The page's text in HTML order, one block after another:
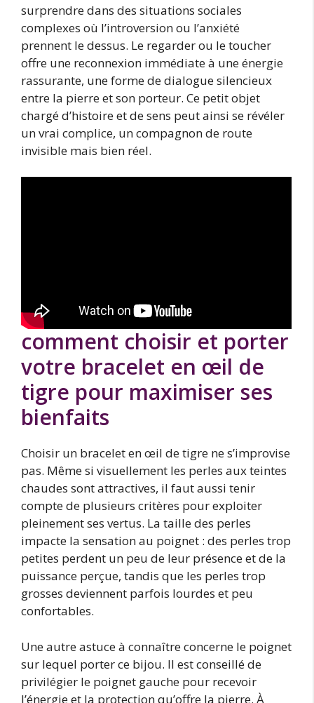
surprendre dans des situations sociales
complexes où l’introversion ou l’anxiété
prennent le dessus. Le regarder ou le toucher
offre une reconnexion immédiate à une énergie
rassurante, une forme de dialogue silencieux
entre la pierre et son porteur. Ce petit objet
chargé d’histoire et de sens peut ainsi se révéler
un vrai complice, un compagnon de route
invisible mais bien réel.
comment choisir et porter
votre bracelet en œil de
tigre pour maximiser ses
bienfaits
Choisir un bracelet en œil de tigre ne s’improvise
pas. Même si visuellement les perles aux teintes
chaudes sont attractives, il faut aussi tenir
compte de plusieurs critères pour exploiter
pleinement ses vertus. La taille des perles
impacte la sensation au poignet : des perles trop
petites perdent un peu de leur présence et de la
puissance perçue, tandis que les perles trop
grosses deviennent parfois lourdes et peu
confortables.
Une autre astuce à connaître concerne le poignet
sur lequel porter ce bijou. Il est conseillé de
privilégier le poignet gauche pour recevoir
l’énergie et la protection qu’offre la pierre. À